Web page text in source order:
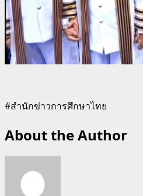
#สำนักข่าวการศึกษาไทย
About the Author